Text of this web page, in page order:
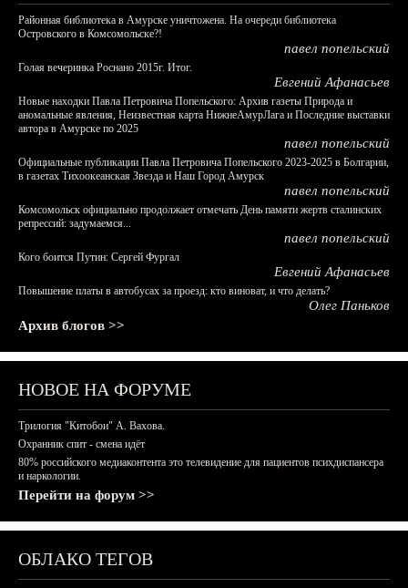
Районная библиотека в Амурске уничтожена. На очереди библиотека
Островского в Комсомольске?!
павел попельский
Голая вечеринка Роснано 2015г. Итог.
Евгений Афанасьев
Новые находки Павла Петровича Попельского: Архив газеты Природа и
аномальные явления, Неизвестная карта НижнеАмурЛага и Последние выставки
автора в Амурске по 2025
павел попельский
Официальные публикации Павла Петровича Попельского 2023-2025 в Болгарии,
в газетах Тихоокеанская Звезда и Наш Город Амурск
павел попельский
Комсомольск официально продолжает отмечать День памяти жертв сталинских
репрессий: задумаемся...
павел попельский
Кого боится Путин: Сергей Фургал
Евгений Афанасьев
Повышение платы в автобусах за проезд: кто виноват, и что делать?
Олег Паньков
Архив блогов >>
НОВОЕ НА ФОРУМЕ
Трилогия "Китобои" А. Вахова.
Охранник спит - смена идёт
80% российского медиаконтента это телевидение для пациентов психдиспансера
и наркологии.
Перейти на форум >>
ОБЛАКО ТЕГОВ